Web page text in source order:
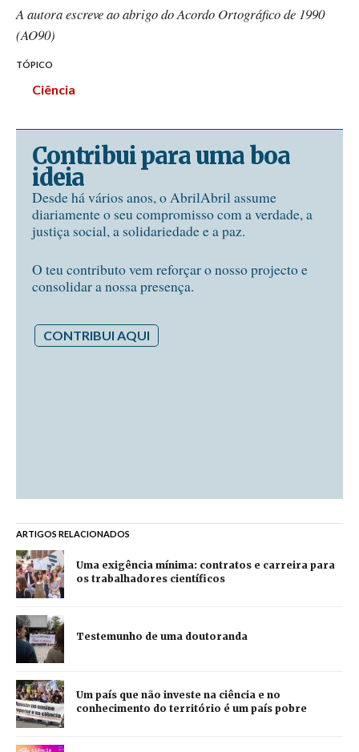
A autora escreve ao abrigo do Acordo Ortográfico de 1990
(AO90)
TÓPICO
Ciência
Contribui para uma boa
ideia
Desde há vários anos, o AbrilAbril assume
diariamente o seu compromisso com a verdade, a
justiça social, a solidariedade e a paz.
O teu contributo vem reforçar o nosso projecto e
consolidar a nossa presença.
CONTRIBUI AQUI
ARTIGOS RELACIONADOS
Uma exigência mínima: contratos e carreira para
os trabalhadores científicos
Testemunho de uma doutoranda
Um país que não investe na ciência e no
conhecimento do território é um país pobre